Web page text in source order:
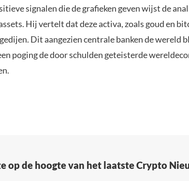
signalen die de grafieken geven wijst de
Hij vertelt dat deze activa, zoals goud en
Dit aangezien centrale banken de wereld
poging de door schulden geteisterde
op de hoogte van het laatste Crypto